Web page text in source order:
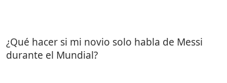
¿Qué hacer si mi novio solo habla de Messi
durante el Mundial?